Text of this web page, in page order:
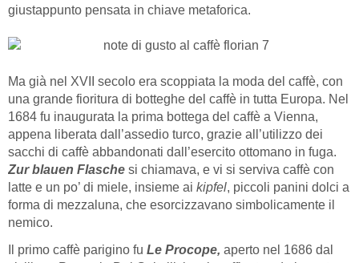
giustappunto pensata in chiave metaforica.
Ma già nel XVII secolo era scoppiata la moda del caffè, con
una grande fioritura di botteghe del caffè in tutta Europa. Nel
1684 fu inaugurata la prima bottega del caffè a Vienna,
appena liberata dall’assedio turco, grazie all’utilizzo dei
sacchi di caffè abbandonati dall’esercito ottomano in fuga.
Zur blauen Flasche si chiamava, e vi si serviva caffè con
latte e un po’ di miele, insieme ai kipfel, piccoli panini dolci a
forma di mezzaluna, che esorcizzavano simbolicamente il
nemico.
Il primo caffè parigino fu Le Procope, aperto nel 1686 dal